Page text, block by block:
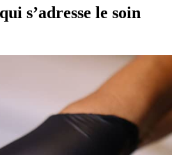
s’adresse le soin